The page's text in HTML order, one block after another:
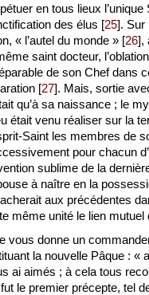
en tous lieux
des élus [25]. Sur
« l’autel du monde » [26],
saint docteur,
de son Chef dans
[27]. Mais, sortie
qu’à sa naissance ; le
était venu réaliser sur la
Saint les membres de
pour chacun
sublime de la
à naître en la
aux précédentes
même unité le lien
vous donne un
la nouvelle Pâque :
ai aimés ; à cela tous
le premier précepte, tel